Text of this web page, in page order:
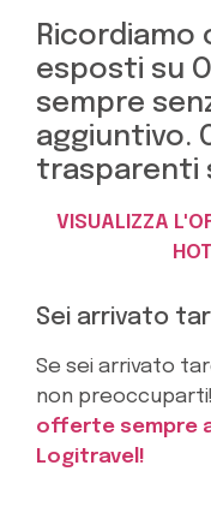
Ricordiamo
esposti su
sempre
aggiuntivo.
trasparenti
VISUALIZZA
Sei arrivato
Se sei arrivato
non preoccuparti!
offerte sempre
Logitravel!